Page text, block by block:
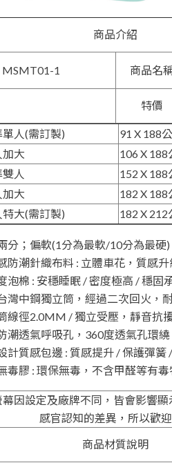
商品介紹
MSMT01-1 商品名
特價
人(需訂製)
91 X 188
加大
106 X 188
人
152 X 188
大
182 X 188
大(需訂製)
182 X 212
分；偏軟(1分為最軟/10分為最硬)
防潮針織布料 : 立體車花，質感
泡棉 : 安穩睡眠 / 密度極高 / 穩固
灣中鋼獨立筒，經過二次回火，
線徑2.0MM / 獨立受壓，靜音抗
潮透氣呼吸孔，360度透氣孔環
計質感包邊 : 質感提升 / 保護彈簧
毒膠 : 環保無毒，不含甲醛等有毒
因設定及廠牌不同，皆會影響
感官認知的差異，所以歡
商品材質說明